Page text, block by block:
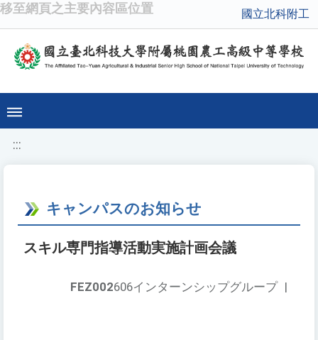
移至網頁之主要內容區位置 國立北科附工
:::
キャンパスのお知らせ
スキル専門指導活動実施計画会議
FEZ002606インターンシップグループ |